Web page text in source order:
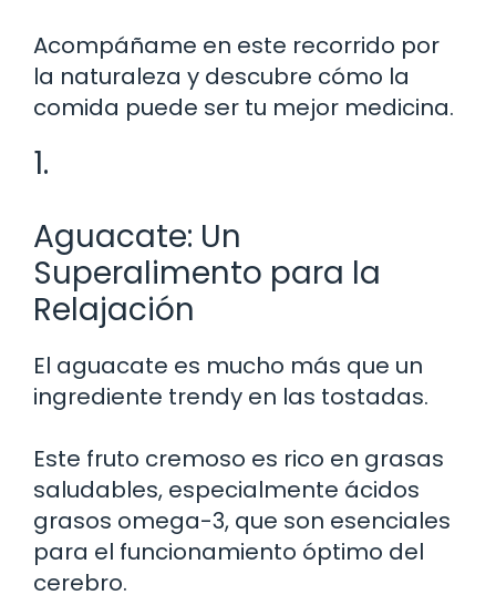
Acompáñame en este recorrido por
la naturaleza y descubre cómo la
comida puede ser tu mejor medicina.
1.
Aguacate: Un
Superalimento para la
Relajación
El aguacate es mucho más que un
ingrediente trendy en las tostadas.
Este fruto cremoso es rico en grasas
saludables, especialmente ácidos
grasos omega-3, que son esenciales
para el funcionamiento óptimo del
cerebro.